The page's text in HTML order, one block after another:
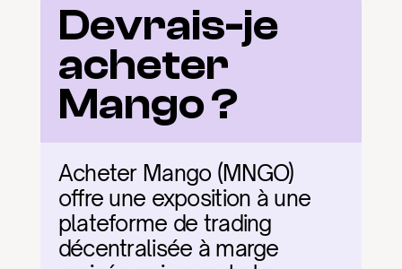
Devrais-je
acheter
Mango ?
Acheter Mango (MNGO)
offre une exposition à une
plateforme de trading
décentralisée à marge